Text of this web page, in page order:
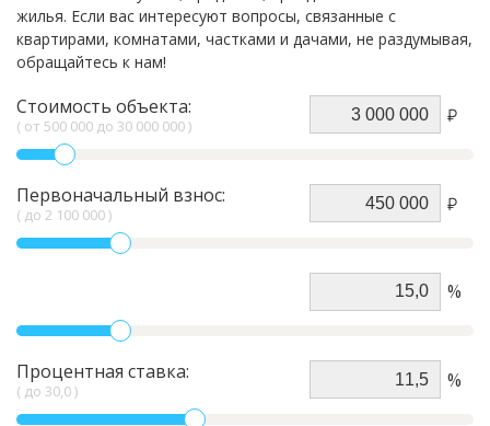
жилья. Если вас интересуют вопросы, связанные с
квартирами, комнатами, частками и дачами, не раздумывая,
обращайтесь к нам!
Стоимость объекта:
( от 500 000 до 30 000 000)
Первоначальный взнос:
( до 2 100 000)
%
Процентная ставка:
( до 30,0) %